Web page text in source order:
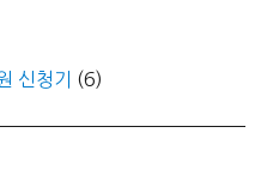
신청기
(6)